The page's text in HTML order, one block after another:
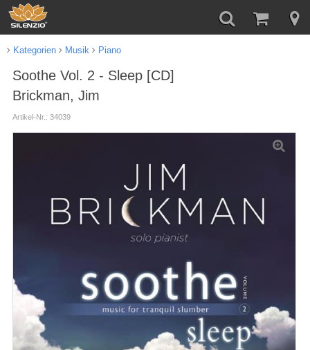
Kategorien Musik Piano
Soothe Vol. 2 - Sleep [CD]
Brickman, Jim
Artikel-Nr.: 34039